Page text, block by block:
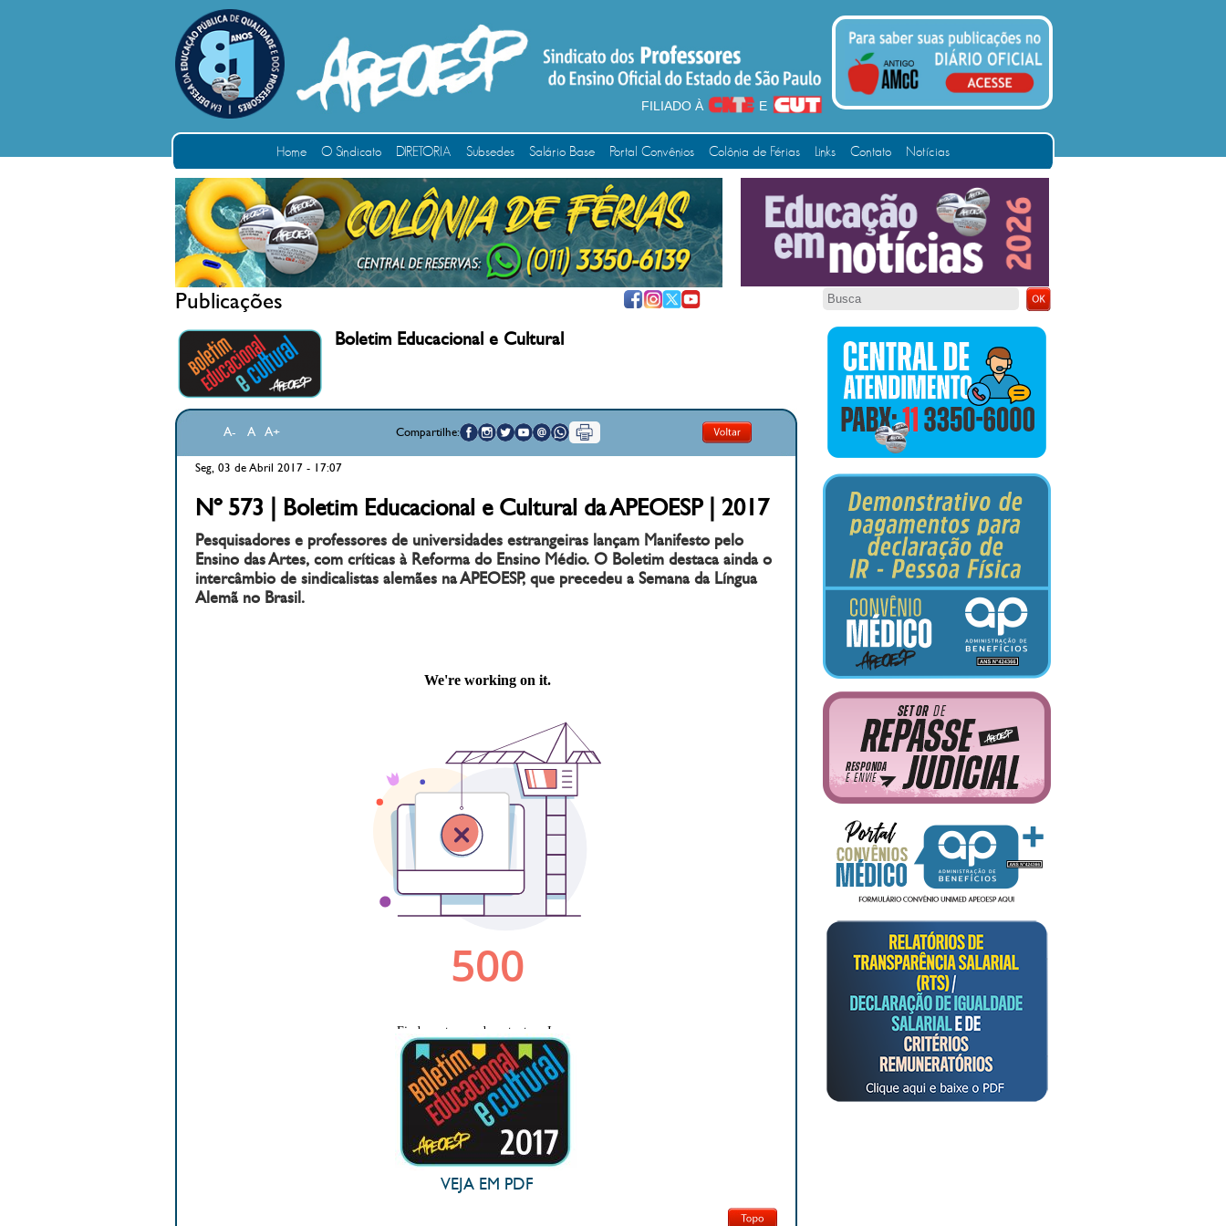
FILIADO À E
Home O Sindicato DIRETORIA Subsedes Salário Base Portal Convênios Colônia de Férias Links Contato Notícias
Publicações
Boletim Educacional e Cultural
A- A A+ Compartilhe:
Seg, 03 de Abril 2017 - 17:07
Nº 573 | Boletim Educacional e Cultural da APEOESP | 2017
Pesquisadores e professores de universidades estrangeiras lançam Manifesto pelo
Ensino das Artes, com críticas à Reforma do Ensino Médio. O Boletim destaca ainda o
intercâmbio de sindicalistas alemães na APEOESP, que precedeu a Semana da Língua
Alemã no Brasil.
VEJA EM PDF